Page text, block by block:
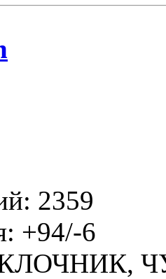
2359
+94/-6